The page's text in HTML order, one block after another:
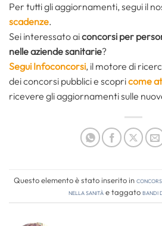
Per tutti gli aggiornamenti, segui il
scadenze.
Sei interessato aiconcorsi per
nelle aziende sanitarie?
Segui Infoconcorsi, il motore di
dei concorsi pubblici e scopricome
ricevere gli aggiornamenti sulle
Questo elemento è stato inserito in
nella sanitàe taggatobandi